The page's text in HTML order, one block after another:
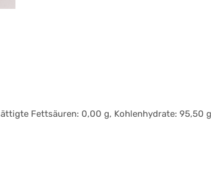
Fettsäuren: 0,00 g, Kohlenhydrate: 95,50